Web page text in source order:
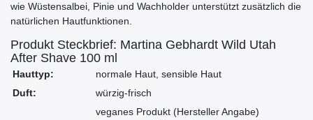
wie Wüstensalbei, Pinie und Wachholder unterstützt zusätzlich die
natürlichen Hautfunktionen.
Produkt Steckbrief: Martina Gebhardt Wild Utah
After Shave 100 ml
Hauttyp:
normale Haut, sensible Haut
Duft:
würzig-frisch
veganes Produkt (Hersteller Angabe)